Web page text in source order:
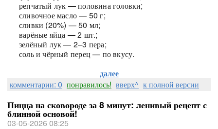
репчатый лук — половина головки;
сливочное масло — 50 г;
сливки (20%) — 50 мл;
варёные яйца — 2 шт.;
зелёный лук — 2–3 пера;
соль и чёрный перец — по вкусу.
далее
комментарии: 0 понравилось! вверх^ к полной версии
Пицца на сковороде за 8 минут: ленивый рецепт с
блинной основой!
03-05-2026 08:25